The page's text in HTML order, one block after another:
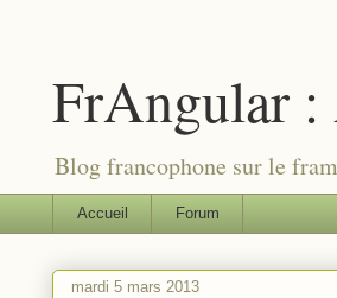
FrAngular :
Blog francophone sur le
Accueil Forum
mardi 5 mars 2013